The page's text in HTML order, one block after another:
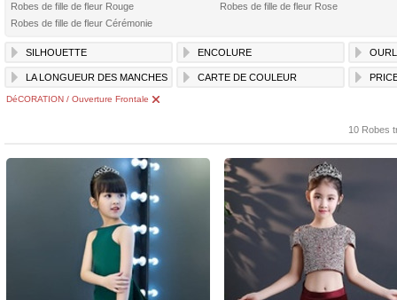
Robes de fille de fleur Rouge
Robes de fille de fleur Rose
Robes de fille de fleur Cérémonie
SILHOUETTE ENCOLURE
LA LONGUEUR DES MANCHES CARTE DE COULEUR
DéCORATION / Ouverture Frontale
10 Robes